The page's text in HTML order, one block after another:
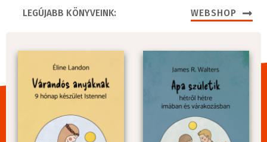
LEGÚJABB KÖNYVEINK: WEBSHOP